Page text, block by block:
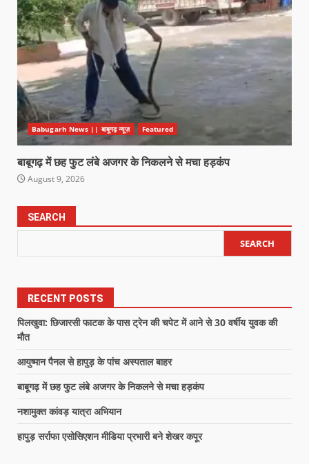
Babugarh News || बाबूगढ़ न्यूज़ Featured
बाबूगढ़ में छह फुट लंबे अजगर के निकलने से मचा हड़कंप
August 9, 2026
SEARCH
SEARCH
RECENT POSTS
पिलखुवा: छिजारसी फाटक के पास ट्रेन की चपेट में आने से 30 वर्षीय युवक की
मौत
आयुष्मान पैनल से हापुड़ के पांच अस्पताल बाहर
बाबूगढ़ में छह फुट लंबे अजगर के निकलने से मचा हड़कंप
नशामुक्त कांवड़ यात्रा अभियान
हापुड़ सर्राफा एसोसिएशन मीडिया प्रभारी बने शेखर कपूर